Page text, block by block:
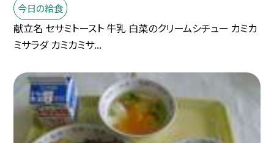
今日の給食
献立名 セサミトースト 牛乳 白菜のクリームシチュー カミカ
ミサラダ カミカミサ...